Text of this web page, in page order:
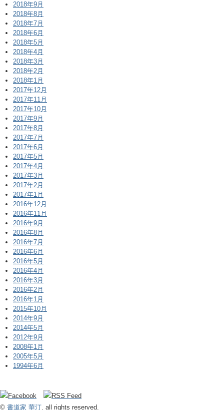
2018年9月
2018年8月
2018年7月
2018年6月
2018年5月
2018年4月
2018年3月
2018年2月
2018年1月
2017年12月
2017年11月
2017年10月
2017年9月
2017年8月
2017年7月
2017年6月
2017年5月
2017年4月
2017年3月
2017年2月
2017年1月
2016年12月
2016年11月
2016年9月
2016年8月
2016年7月
2016年6月
2016年5月
2016年4月
2016年3月
2016年2月
2016年1月
2015年10月
2014年9月
2014年5月
2012年9月
2008年1月
2005年5月
1994年6月
© 書道家 華汀. all rights reserved.